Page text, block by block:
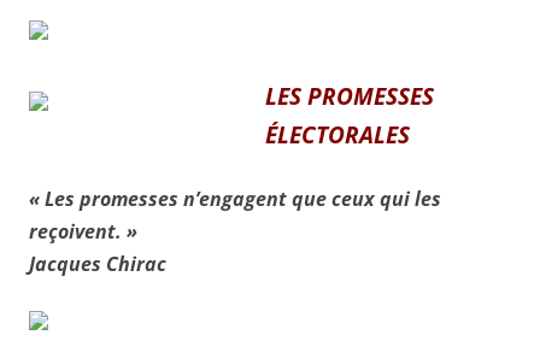
LES PROMESSES
ÉLECTORALES
« Les promesses n’engagent que ceux qui les
reçoivent. »
Jacques Chirac